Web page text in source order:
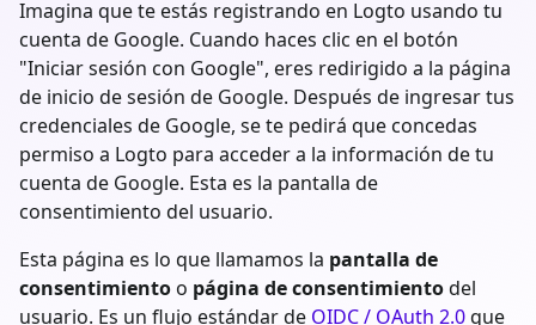
Imagina que te estás registrando en Logto usando tu
cuenta de Google. Cuando haces clic en el botón
"Iniciar sesión con Google", eres redirigido a la página
de inicio de sesión de Google. Después de ingresar tus
credenciales de Google, se te pedirá que concedas
permiso a Logto para acceder a la información de tu
cuenta de Google. Esta es la pantalla de
consentimiento del usuario.
Esta página es lo que llamamos la pantalla de
consentimientoo página de consentimientodel
usuario. Es un flujo estándar de OIDC / OAuth 2.0que